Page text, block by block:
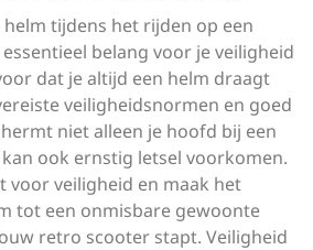
tijdens het rijden op een
belang voor je veiligheid
dat je altijd een helm draagt
veiligheidsnormen en goed
niet alleen je hoofd bij een
ook ernstig letsel voorkomen.
voor veiligheid en maak het
tot een onmisbare gewoonte
retro scooter stapt. Veiligheid